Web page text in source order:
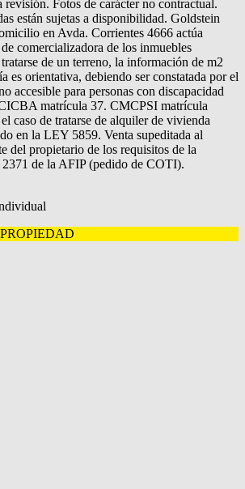
revisión. Fotos de carácter no contractual.
están sujetas a disponibilidad. Goldstein
en Avda. Corrientes 4666 actúa
comercializadora de los inmuebles
de un terreno, la información de m2
es orientativa, debiendo ser constatada por el
accesible para personas con discapacidad
matrícula 37. CMCPSI matrícula
caso de tratarse de alquiler de vivienda
en la LEY 5859. Venta supeditada al
del propietario de los requisitos de la
2371 de la AFIP (pedido de COTI).